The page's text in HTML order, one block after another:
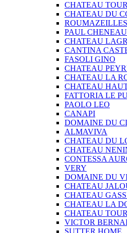
CHATEAU
CHATEAU DU
ROUMAZEILLES
PAUL CHENEAU
CHATEAU
CANTINA
FASOLI GINO
CHATEAU
CHATEAU LA
CHATEAU
FATTORIA LE
PAOLO LEO
CANAPI
DOMAINE DU
ALMAVIVA
CHATEAU DU
CHATEAU
CONTESSA
VERY
DOMAINE DU
CHATEAU
CHATEAU
CHATEAU LA
CHATEAU
VICTOR
SUTTER HOME